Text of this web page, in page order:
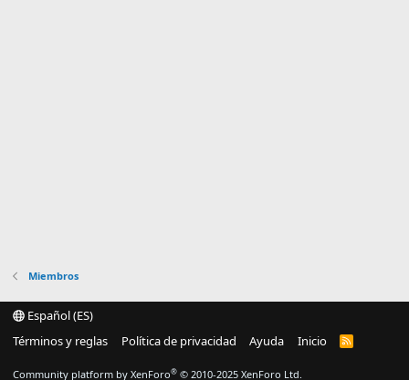
Miembros
Español (ES)
Términos y reglas
Política de privacidad Ayuda Inicio
R
Community platform by XenForo® © 2010-2025 XenForo Ltd.